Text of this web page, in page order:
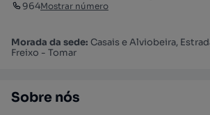
964Mostrar número
Morada da sede: Casais e Alviobeira,
Freixo - Tomar
Sobre nós